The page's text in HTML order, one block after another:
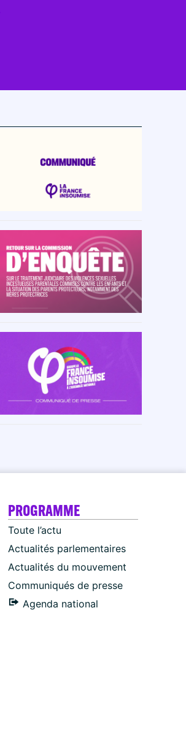
PROGRAMME
Toute l’actu
Actualités parlementaires
Actualités du mouvement
Communiqués de presse
Agenda national